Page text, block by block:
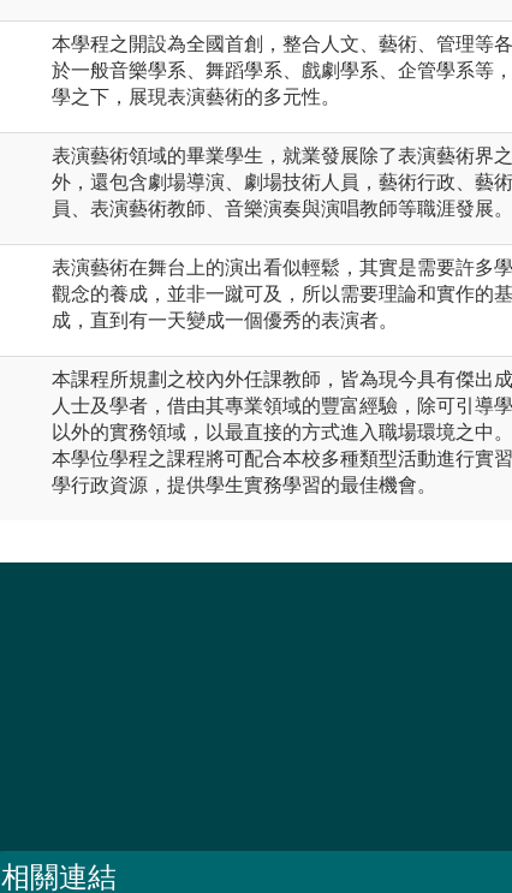
本學程之開設為全國首創，整合人文、藝術、管理等
於一般音樂學系、舞蹈學系、戲劇學系、企管學系等
學之下，展現表演藝術的多元性。
表演藝術領域的畢業學生，就業發展除了表演藝術界
外，還包含劇場導演、劇場技術人員，藝術行政、藝
員、表演藝術教師、音樂演奏與演唱教師等職涯發展。
表演藝術在舞台上的演出看似輕鬆，其實是需要許多
觀念的養成，並非一蹴可及，所以需要理論和實作的
成，直到有一天變成一個優秀的表演者。
本課程所規劃之校內外任課教師，皆為現今具有傑出
人士及學者，借由其專業領域的豐富經驗，除可引導
以外的實務領域，以最直接的方式進入職場環境之中。
本學位學程之課程將可配合本校多種類型活動進行實
學行政資源，提供學生實務學習的最佳機會。
相關連結